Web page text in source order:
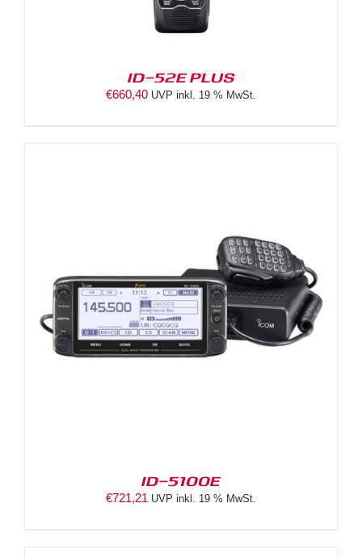
ID-52E PLUS
€660,40 UVP inkl. 19 % MwSt.
ID-5100E
€721,21 UVP inkl. 19 % MwSt.